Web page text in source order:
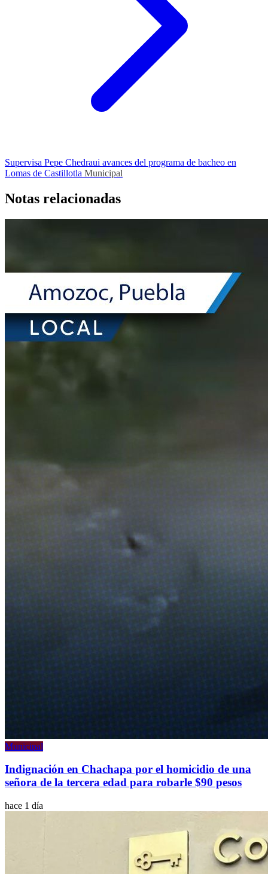
Supervisa Pepe Chedraui avances del programa de bacheo en
Lomas de Castillotla Municipal
Notas relacionadas
Municipal
Indignación en Chachapa por el homicidio de una
señora de la tercera edad para robarle $90 pesos
hace 1 día